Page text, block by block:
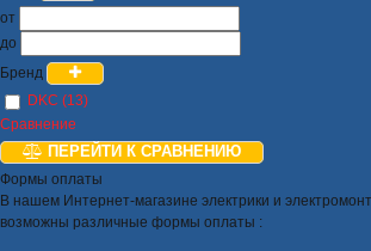
от
до
Бренд
DKC (13)
Сравнение
ПЕРЕЙТИ К СРАВНЕНИЮ
Формы оплаты
В нашем Интернет-магазине электрики и
возможны различные формы оплаты :